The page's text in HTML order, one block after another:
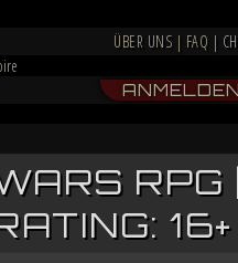
ÜBER UNS | FAQ |